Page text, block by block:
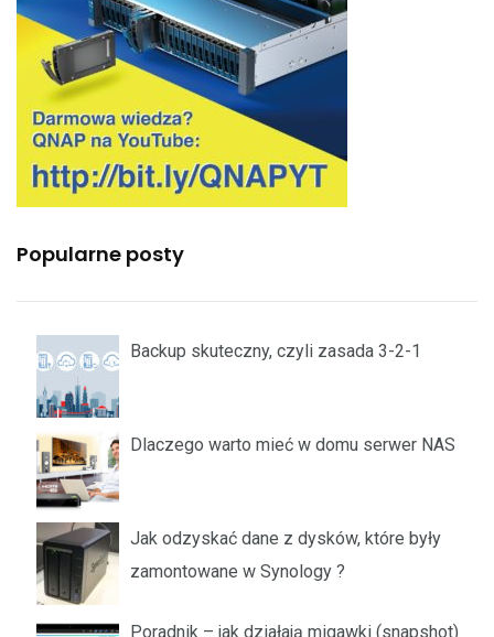
Popularne posty
Backup skuteczny, czyli zasada 3-2-1
Dlaczego warto mieć w domu serwer NAS
Jak odzyskać dane z dysków, które były
zamontowane w Synology ?
Poradnik – jak działają migawki (snapshot)